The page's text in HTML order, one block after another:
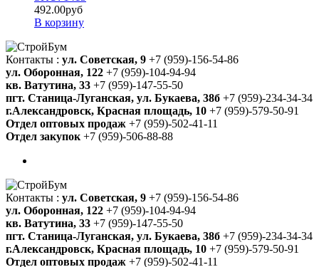
492.00руб
В корзину
Контакты : ул. Советская, 9 +7 (959)-156-54-86
ул. Оборонная, 122 +7 (959)-104-94-94
кв. Ватутина, 33 +7 (959)-147-55-50
пгт. Станица-Луганская, ул. Букаева, 38б +7 (959)-234-34-34
г.Александровск, Красная площадь, 10 +7 (959)-579-50-91
Отдел оптовых продаж +7 (959)-502-41-11
Отдел закупок +7 (959)-506-88-88
Контакты : ул. Советская, 9 +7 (959)-156-54-86
ул. Оборонная, 122 +7 (959)-104-94-94
кв. Ватутина, 33 +7 (959)-147-55-50
пгт. Станица-Луганская, ул. Букаева, 38б +7 (959)-234-34-34
г.Александровск, Красная площадь, 10 +7 (959)-579-50-91
Отдел оптовых продаж +7 (959)-502-41-11